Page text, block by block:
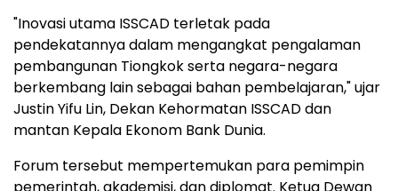
"Inovasi utama ISSCAD terletak pada
pendekatannya dalam mengangkat pengalaman
pembangunan Tiongkok serta negara-negara
berkembang lain sebagai bahan pembelajaran," ujar
Justin Yifu Lin, Dekan Kehormatan ISSCAD dan
mantan Kepala Ekonom Bank Dunia.
Forum tersebut mempertemukan para pemimpin